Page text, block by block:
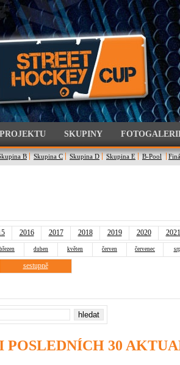
SKUPINY
B Skupina C Skupina D Skupina E B-Pool
2016 2017 2018 2019 2020 2021
březen duben květen červen červenec
sestupně
POSLEDNÍCH 30